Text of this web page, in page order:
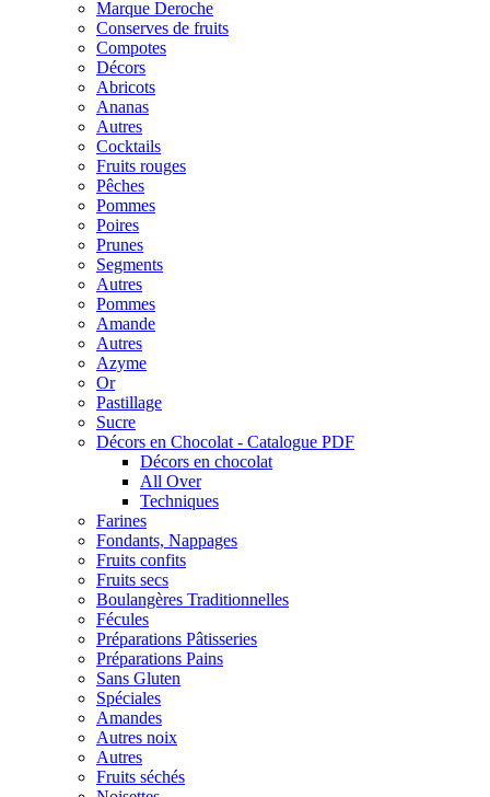
Marque Deroche
Conserves de fruits
Compotes
Décors
Abricots
Ananas
Autres
Cocktails
Fruits rouges
Pêches
Pommes
Poires
Prunes
Segments
Autres
Pommes
Amande
Autres
Azyme
Or
Pastillage
Sucre
Décors en Chocolat - Catalogue PDF
Décors en chocolat
All Over
Techniques
Farines
Fondants, Nappages
Fruits confits
Fruits secs
Boulangères Traditionnelles
Fécules
Préparations Pâtisseries
Préparations Pains
Sans Gluten
Spéciales
Amandes
Autres noix
Autres
Fruits séchés